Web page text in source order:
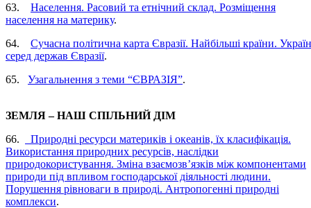
63. Населення. Расовий та етнічний склад. Розміщення
населення на материку.
64. Сучасна політична карта Євразії. Найбільші країни.
серед держав Євразії.
65. Узагальнення з теми “ЄВРАЗІЯ”.
ЗЕМЛЯ – НАШ СПІЛЬНИЙ ДІМ
66.
Природні ресурси материків і океанів, їх класифікація.
Використання природних ресурсів, наслідки
природокористування. Зміна взаємозв’язків між компонентами
природи під впливом господарської діяльності людини.
Порушення рівноваги в природі. Антропогенні природні
комплекси.